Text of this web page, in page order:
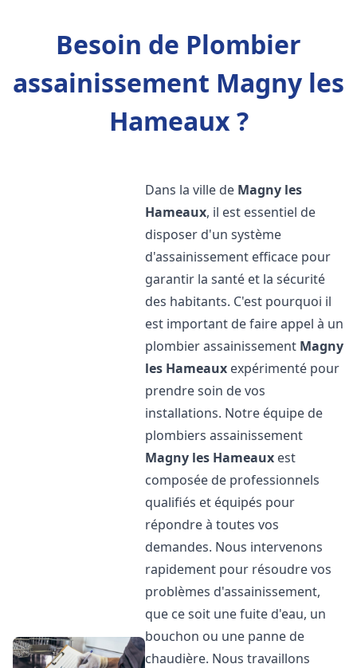
Besoin de Plombier
assainissement Magny les
Hameaux ?
Dans la ville de Magny les
Hameaux, il est essentiel de
disposer d'un système
d'assainissement efficace pour
garantir la santé et la sécurité
des habitants. C'est pourquoi il
est important de faire appel à un
plombier assainissement Magny
les Hameaux expérimenté pour
prendre soin de vos
installations. Notre équipe de
plombiers assainissement
Magny les Hameaux est
composée de professionnels
qualifiés et équipés pour
répondre à toutes vos
demandes. Nous intervenons
rapidement pour résoudre vos
problèmes d'assainissement,
que ce soit une fuite d'eau, un
bouchon ou une panne de
chaudière. Nous travaillons